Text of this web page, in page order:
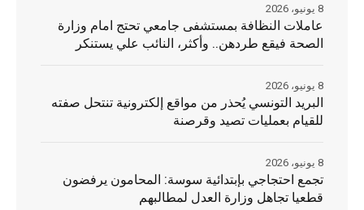
عاملات النظافة بمستشفى جامعي تحتج امام وزارة
الصحة فيقع طردهن.. وأكثر، النائب علي يستنكر
8 يونيو، 2026
البريد التونسي يُحذر من مواقع إلكترونية تنتحل صفته
للقيام بعمليات تصيد وقرصنة
8 يونيو، 2026
تجمع احتجاجي بإبتدائية سوسة: المحامون يرفضون
قطعيا تجاهل وزارة العدل لمطالبهم
8 يونيو، 2026